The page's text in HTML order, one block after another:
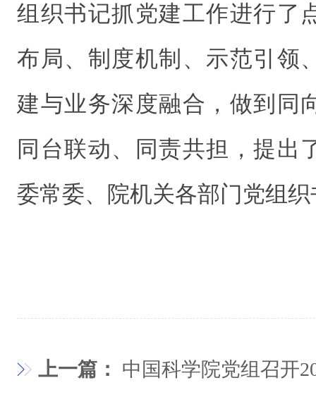
组织书记抓党建工作进行了
布局、制度机制、示范引领
建与业务深度融合，做到同
同台联动、同责共担，提出
委常委、院机关各部门党组
上一篇： 中国科学院党组召开